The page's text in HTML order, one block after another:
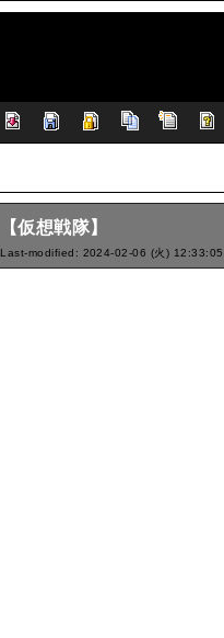
【仮想戦隊】
Last-modified: 2024-02-06 (火) 12:33:05